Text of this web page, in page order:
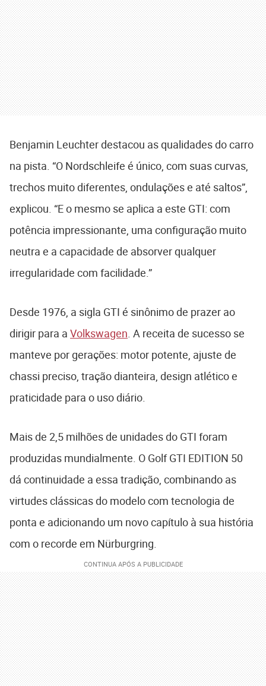
Benjamin Leuchter destacou as qualidades do carro
na pista. “O Nordschleife é único, com suas curvas,
trechos muito diferentes, ondulações e até saltos”,
explicou. “E o mesmo se aplica a este GTI: com
potência impressionante, uma configuração muito
neutra e a capacidade de absorver qualquer
irregularidade com facilidade.”
Desde 1976, a sigla GTI é sinônimo de prazer ao
dirigir para a Volkswagen. A receita de sucesso se
manteve por gerações: motor potente, ajuste de
chassi preciso, tração dianteira, design atlético e
praticidade para o uso diário.
Mais de 2,5 milhões de unidades do GTI foram
produzidas mundialmente. O Golf GTI EDITION 50
dá continuidade a essa tradição, combinando as
virtudes clássicas do modelo com tecnologia de
ponta e adicionando um novo capítulo à sua história
com o recorde em Nürburgring.